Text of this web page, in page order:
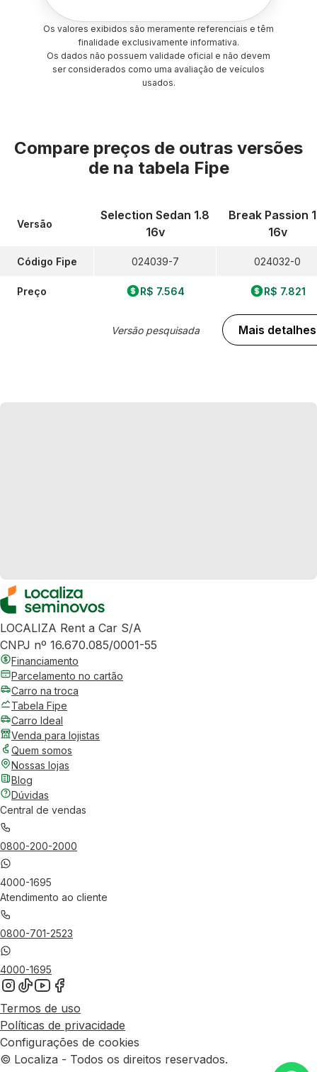
Os valores exibidos são meramente referenciais e têm
finalidade exclusivamente informativa.
Os dados não possuem validade oficial e não devem
ser considerados como uma avaliação de veículos
usados.
Compare preços de outras versões
de na tabela Fipe
Versão
Código Fipe
Preço
Selection Sedan 1.8
16v
024039-7
R$ 7.564
Versão pesquisada
Break Passion
16v
024032-0
R$ 7.821
Mais detalhes
LOCALIZA Rent a Car S/A
CNPJ nº 16.670.085/0001-55
Financiamento
Parcelamento no cartão
Carro na troca
Tabela Fipe
Carro Ideal
Venda para lojistas
Quem somos
Nossas lojas
Blog
Dúvidas
Central de vendas
0800-200-2000
4000-1695
Atendimento ao cliente
0800-701-2523
4000-1695
Termos de uso
Políticas de privacidade
Configurações de cookies
© Localiza - Todos os direitos reservados.